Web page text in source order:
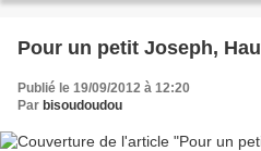
Pour un petit Joseph,
Publié le 19/09/2012 à 12:20
Par bisoudoudou